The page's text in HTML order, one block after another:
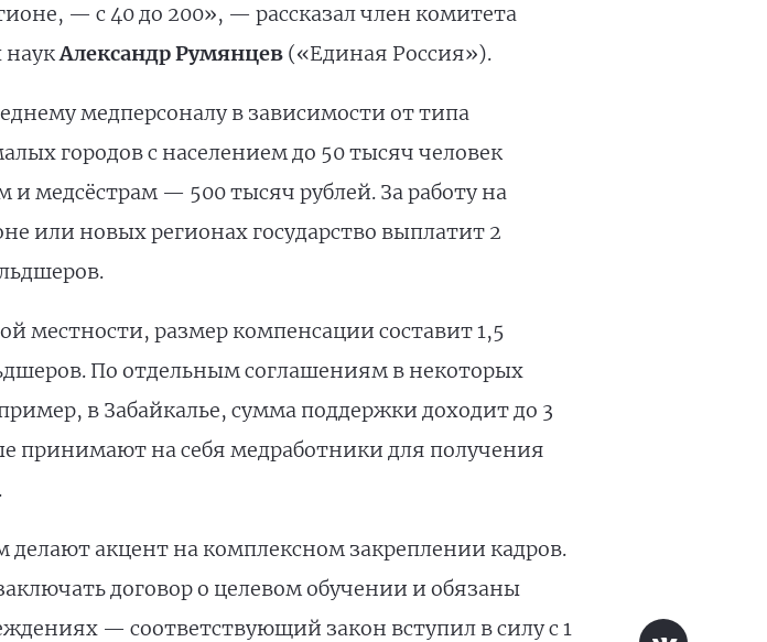
— с 40 до 200», — рассказал член комитета
наукАлександр Румянцев(«Единая Россия»).
медперсоналу в зависимости от типа
городов с населением до 50 тысяч человек
медсёстрам — 500 тысяч рублей. За работу на
или новых регионах государство выплатит 2
местности, размер компенсации составит 1,5
По отдельным соглашениям в некоторых
в Забайкалье, сумма поддержки доходит до 3
принимают на себя медработники для получения
делают акцент на комплексном закреплении кадров.
договор о целевом обучении и обязаны
— соответствующий закон вступил в силу с 1